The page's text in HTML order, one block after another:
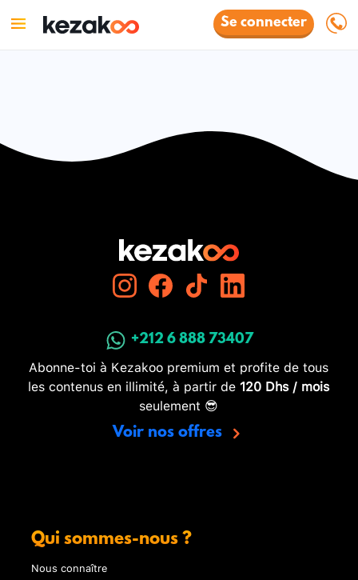
Se connecter
+212 6 888 73407
Abonne-toi à Kezakoo premium et profite de tous
les contenus en illimité, à partir de 120 Dhs / mois
seulement 😎
Voir nos offres
Qui sommes-nous ?
Nous connaître